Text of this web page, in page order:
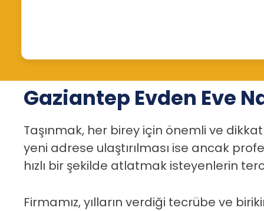
Gaziantep Evden Eve
Taşınmak, her birey için önemli ve
yeni adrese ulaştırılması ise ancak
hızlı bir şekilde atlatmak isteyenlerin
Firmamız, yılların verdiği tecrübe ve